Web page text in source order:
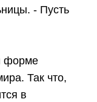
- Пусть
форме
Так что,
в